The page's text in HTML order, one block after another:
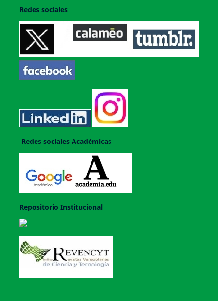
Redes sociales
Redes sociales Académicas
Repositorio Institucional